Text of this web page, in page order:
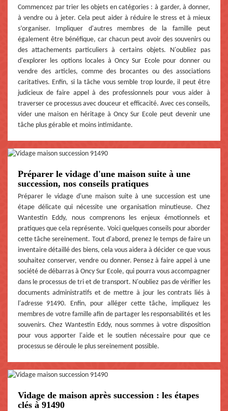
Commencez par trier les objets en catégories : à garder, à donner,
à vendre ou à jeter. Cela peut aider à réduire le stress et à mieux
s’organiser. Impliquer d'autres membres de la famille peut
également être bénéfique, car chacun peut avoir des souvenirs ou
des attachements particuliers à certains objets. N'oubliez pas
d'explorer les options locales à Oncy Sur Ecole pour donner ou
vendre des articles, comme des brocantes ou des associations
caritatives. Enfin, si la tâche vous semble trop lourde, il peut être
judicieux de faire appel à des professionnels pour vous aider à
traverser ce processus avec douceur et efficacité. Avec ces conseils,
vider une maison en héritage à Oncy Sur Ecole peut devenir une
tâche plus gérable et moins intimidante.
Préparer le vidage d'une maison suite à une
succession, nos conseils pratiques
Préparer le vidage d'une maison suite à une succession est une
étape délicate qui nécessite une organisation minutieuse. Chez
Wantestin Eddy, nous comprenons les enjeux émotionnels et
pratiques que cela représente. Voici quelques conseils pour aborder
cette tâche sereinement. Tout d'abord, prenez le temps de faire un
inventaire détaillé des biens, cela vous aidera à décider ce que vous
souhaitez conserver, vendre ou donner. Pensez à faire appel à une
société de débarras à Oncy Sur Ecole, qui pourra vous accompagner
dans le processus de tri et de transport. N'oubliez pas de vérifier les
documents administratifs et de mettre à jour les contrats liés à
l'adresse 91490. Enfin, pour alléger cette tâche, impliquez les
membres de votre famille afin de partager les responsabilités et les
souvenirs. Chez Wantestin Eddy, nous sommes à votre disposition
pour vous apporter l'aide et le soutien nécessaire pour que ce
processus se déroule le plus sereinement possible.
Vidage de maison après succession : les étapes
clés à 91490